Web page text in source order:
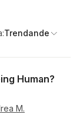
Trendande
Human?
M.